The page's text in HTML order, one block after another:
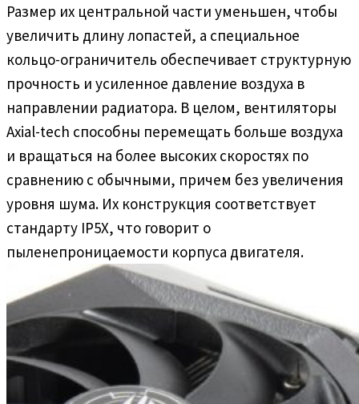
Размер их центральной части уменьшен, чтобы
увеличить длину лопастей, а специальное
кольцо-ограничитель обеспечивает структурную
прочность и усиленное давление воздуха в
направлении радиатора. В целом, вентиляторы
Axial-tech способны перемещать больше воздуха
и вращаться на более высоких скоростях по
сравнению с обычными, причем без увеличения
уровня шума. Их конструкция соответствует
стандарту IP5X, что говорит о
пыленепроницаемости корпуса двигателя.